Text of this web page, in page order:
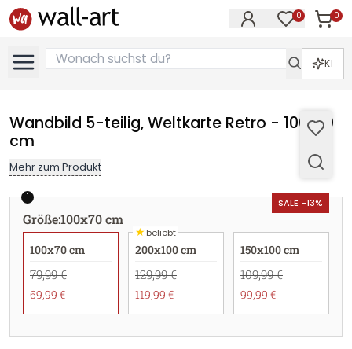
0 0
KI
Wandbild 5-teilig, Weltkarte Retro - 100x70
cm
Mehr zum Produkt
SALE -13%
1
Größe:100x70 cm
100x70 cm
79,99 €
69,99 €
★beliebt
200x100 cm
129,99 €
119,99 €
150x100 cm
109,99 €
99,99 €